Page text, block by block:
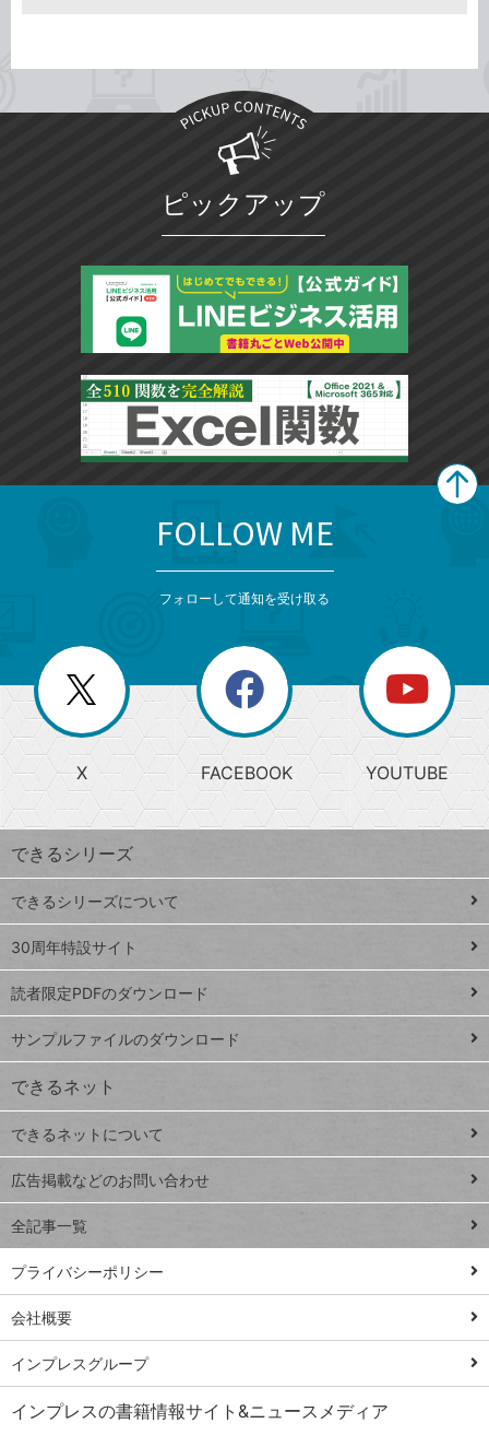
ピックアップ
じ
る
search
検
索
上
昇
ワ
ー
ド
Google
スプレ
ッドシ
ート
iPhone
VLOOKUP
close
閉じ
る
閉
じ
る
ー
か
ら
探
す
ト
ッ
プ
ペ
ジ
連載
Excel Q&A
トイアンナ流仕
事術
PowerAutomate
ではじめる業務
の完全自動化
AI議事録作成術
Windows 11
Q&A
Teams踏み込み
FOLLOW ME
フォローして通知を受け取る
X FACEBOOK YOUTUBE
できるシリーズ
できるシリーズについて
30周年特設サイト
読者限定PDFのダウンロード
サンプルファイルのダウンロード
できるネット
できるネットについて
広告掲載などのお問い合わせ
全記事一覧
プライバシーポリシー
会社概要
インプレスグループ
インプレスの書籍情報サイト&ニュースメディア